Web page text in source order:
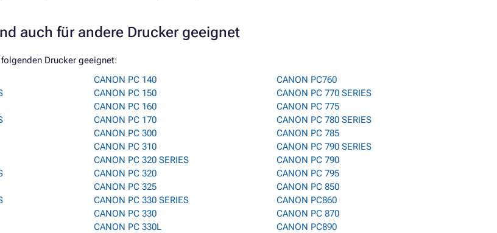
auch für andere Drucker geeignet
Drucker geeignet:
CANON PC 140
CANON PC 150
CANON PC 160
CANON PC 170
CANON PC 300
CANON PC 310
CANON PC 320 SERIES
CANON PC 320
CANON PC 325
CANON PC 330 SERIES
CANON PC 330
CANON PC 330L
CANON PC760
CANON PC 770 SERIES
CANON PC 775
CANON PC 780 SERIES
CANON PC 785
CANON PC 790 SERIES
CANON PC 790
CANON PC 795
CANON PC 850
CANON PC860
CANON PC 870
CANON PC890